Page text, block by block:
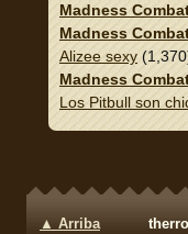
Madness
Madness
Alizee sexy
Madness
Los Pitbull son
▲ Arriba